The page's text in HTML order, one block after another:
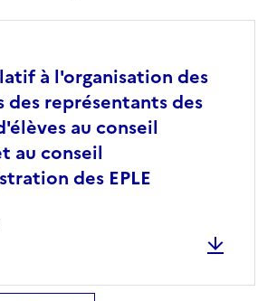
à l'organisation des
des représentants des
au conseil
au conseil
des EPLE